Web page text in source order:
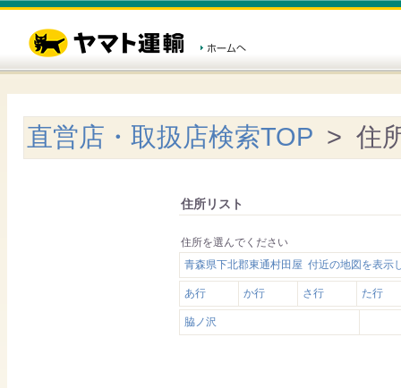
直営店・取扱店検索TOP > 住
住所リスト
住所を選んでください
青森県下北郡東通村田屋 付近の地図を表示
あ行 か行 さ行 た行
脇ノ沢